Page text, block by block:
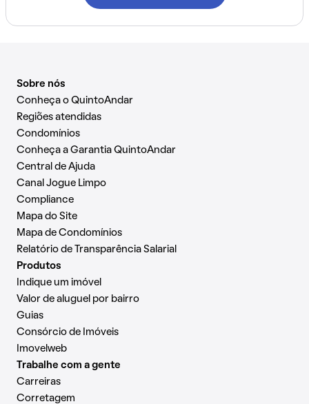
Sobre nós
Conheça o QuintoAndar
Regiões atendidas
Condomínios
Conheça a Garantia QuintoAndar
Central de Ajuda
Canal Jogue Limpo
Compliance
Mapa do Site
Mapa de Condomínios
Relatório de Transparência Salarial
Produtos
Indique um imóvel
Valor de aluguel por bairro
Guias
Consórcio de Imóveis
Imovelweb
Trabalhe com a gente
Carreiras
Corretagem